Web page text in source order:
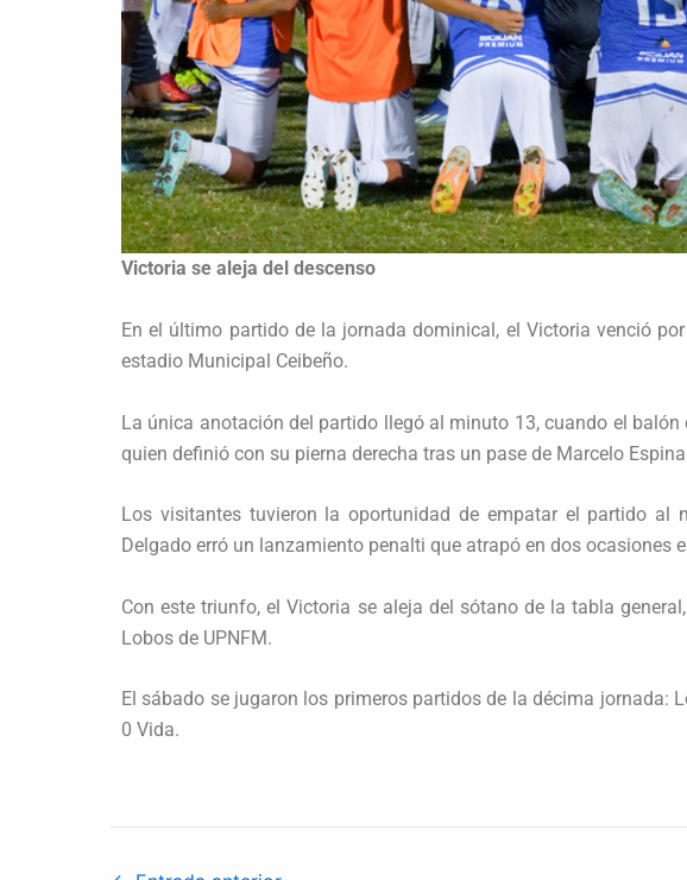
Victoria se aleja del descenso
En el último partido de la jornada dominical, el Victoria venció
estadio Municipal Ceibeño.
La única anotación del partido llegó al minuto 13, cuando el balón
quien definió con su pierna derecha tras un pase de Marcelo
Los visitantes tuvieron la oportunidad de empatar el partido al
Delgado erró un lanzamiento penalti que atrapó en dos ocasiones
Con este triunfo, el Victoria se aleja del sótano de la tabla
Lobos de UPNFM.
El sábado se jugaron los primeros partidos de la décima jornada:
0 Vida.